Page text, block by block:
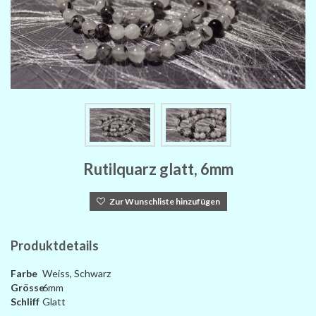
Rutilquarz glatt, 6mm
Zur Wunschliste hinzufügen
Produktdetails
Farbe Weiss, Schwarz
Grösse6mm
Schliff Glatt